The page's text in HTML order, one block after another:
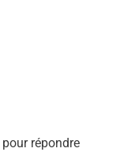
pour répondre